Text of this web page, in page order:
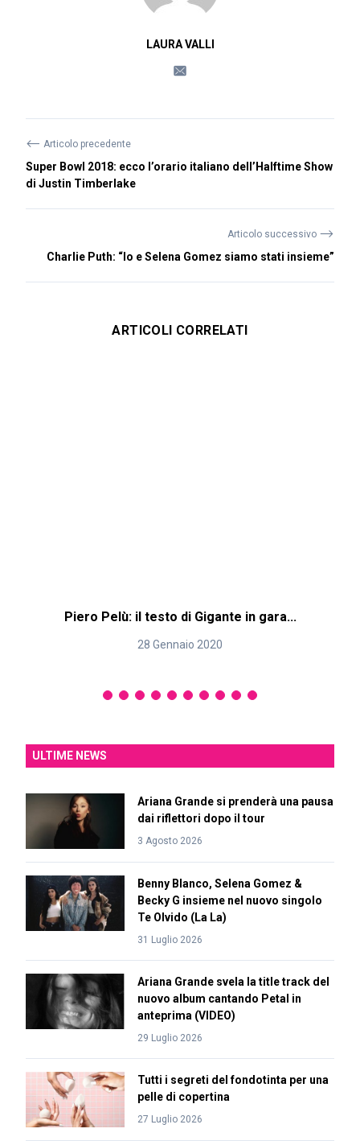
LAURA VALLI
⟵ Articolo precedente
Super Bowl 2018: ecco l’orario italiano dell’Halftime Show
di Justin Timberlake
Articolo successivo ⟶
Charlie Puth: “Io e Selena Gomez siamo stati insieme”
ARTICOLI CORRELATI
Piero Pelù: il testo di Gigante in gara...
28 Gennaio 2020
ULTIME NEWS
Ariana Grande si prenderà una pausa
dai riflettori dopo il tour
3 Agosto 2026
Benny Blanco, Selena Gomez &
Becky G insieme nel nuovo singolo
Te Olvido (La La)
31 Luglio 2026
Ariana Grande svela la title track del
nuovo album cantando Petal in
anteprima (VIDEO)
29 Luglio 2026
Tutti i segreti del fondotinta per una
pelle di copertina
27 Luglio 2026